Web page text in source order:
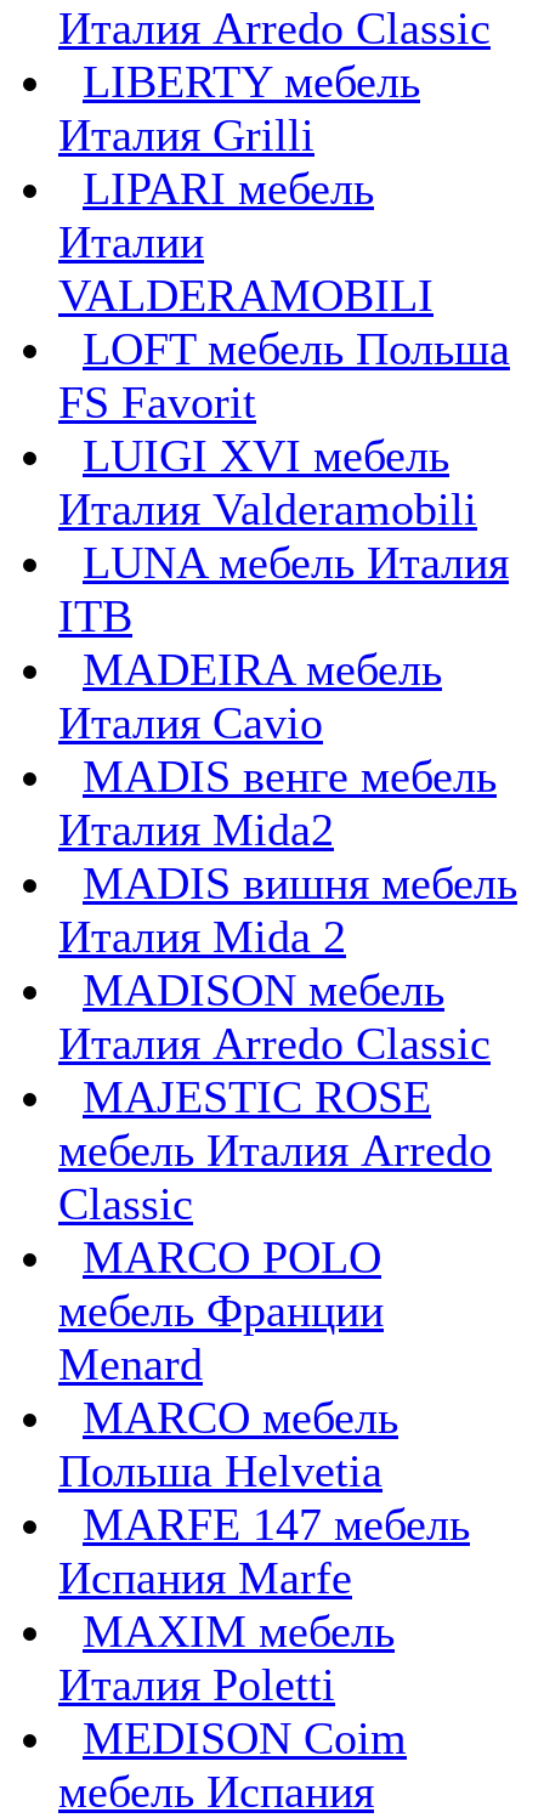
Италия Arredo Classic
LIBERTY мебель
Италия Grilli
LIPARI мебель
Италии
VALDERAMOBILI
LOFT мебель Польша
FS Favorit
LUIGI XVI мебель
Италия Valderamobili
LUNA мебель Италия
ITB
MADEIRA мебель
Италия Cavio
MADIS венге мебель
Италия Mida2
MADIS вишня мебель
Италия Mida 2
MADISON мебель
Италия Arredo Classic
MAJESTIC ROSE
мебель Италия Arredo
Classic
MARCO POLO
мебель Франции
Menard
MARCO мебель
Польша Helvetia
MARFE 147 мебель
Испания Marfe
MAXIM мебель
Италия Poletti
MEDISON Coim
мебель Испания